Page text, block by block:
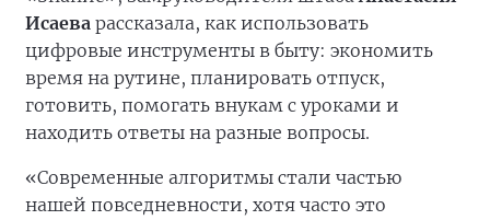
Исаева рассказала, как использовать
цифровые инструменты в быту: экономить
время на рутине, планировать отпуск,
готовить, помогать внукам с уроками и
находить ответы на разные вопросы.
«Современные алгоритмы стали частью
нашей повседневности, хотя часто это